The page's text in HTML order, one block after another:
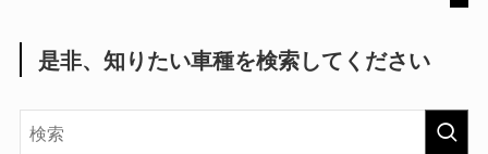
是非、知りたい車種を検索してください